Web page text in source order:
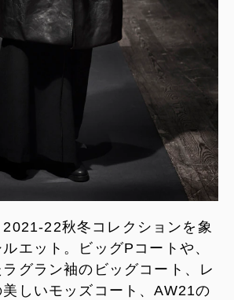
2021-22秋冬コレクションを象
エット。ビッグPコートや、
グラン袖のビッグコート、レ
しいモッズコート、AW21の